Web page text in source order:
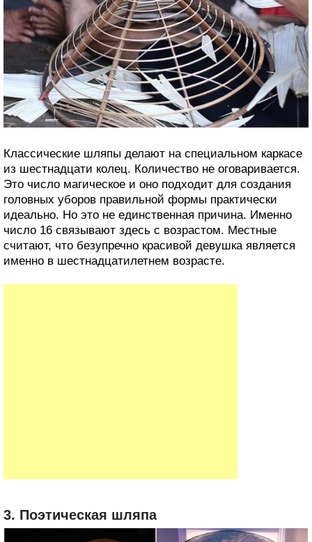
Классические шляпы делают на специальном каркасе
из шестнадцати колец. Количество не оговаривается.
Это число магическое и оно подходит для создания
головных уборов правильной формы практически
идеально. Но это не единственная причина. Именно
число 16 связывают здесь с возрастом. Местные
считают, что безупречно красивой девушка является
именно в шестнадцатилетнем возрасте.
3. Поэтическая шляпа